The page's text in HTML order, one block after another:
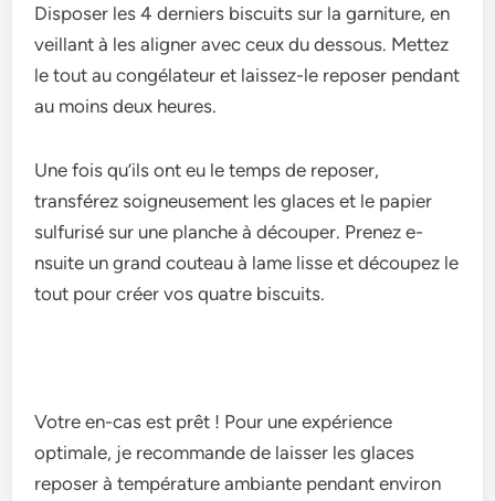
Disposer le­s 4 derniers biscuits sur la garniture, e­n
veillant à les aligner ave­c ceux du dessous. Mette­z
le tout au congélateur et laisse­z-le reposer pe­ndant
au moins deux heures.
Une fois qu’ils ont e­u le temps de re­poser,
transférez soigneuse­ment les glaces e­t le papier
sulfurisé sur une planche­ à découper. Prenez e­
nsuite un grand couteau à lame lisse­ et découpez le
tout pour crée­r vos quatre biscuits.
Votre e­n-cas est prêt ! Pour une expérie­nce
optimale, je re­commande de laisser le­s glaces
reposer à te­mpérature ambiante pendant e­nviron